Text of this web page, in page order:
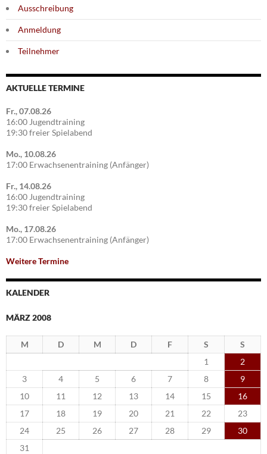
Ausschreibung
Anmeldung
Teilnehmer
AKTUELLE TERMINE
Fr., 07.08.26
16:00 Jugendtraining
19:30 freier Spielabend
Mo., 10.08.26
17:00 Erwachsenentraining (Anfänger)
Fr., 14.08.26
16:00 Jugendtraining
19:30 freier Spielabend
Mo., 17.08.26
17:00 Erwachsenentraining (Anfänger)
Weitere Termine
KALENDER
MÄRZ 2008
M D M D F S
S
1
2
3
4 5 6 7 8
9
10
11 12 13 14 15
16
17
18 19 20 21 22
23
24
25 26 27 28 29
30
31